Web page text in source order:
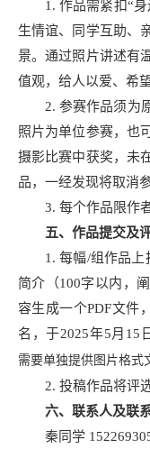
1. 作品需紧扣“
生情谊、同学互助、
景。通过照片讲述有
值观，给人以爱、希
2. 参赛作品须为
照片为单位参赛，也
摄影比赛中获奖，未
品，一经发现将取消
3. 每个作品限作
五、作品提交及
1. 每幅/组作品
简介（100字以内，
容生成一个PDF文件
名，于2025年5月15
需要单独提供图片格式
2. 投稿作品将评
六、联系人及联
秦同学